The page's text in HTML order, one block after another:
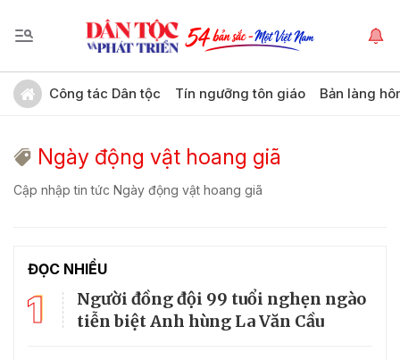
Công tác Dân tộc Tín ngưỡng tôn giáo Bản làng
Ngày động vật hoang giã
Cập nhập tin tức Ngày động vật hoang giã
ĐỌC NHIỀU
1
Người đồng đội 99 tuổi nghẹn ngào
tiễn biệt Anh hùng La Văn Cầu